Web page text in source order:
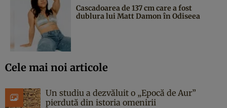
Cascadoarea de 137 cm care a fost
dublura lui Matt Damon în Odiseea
Cele mai noi articole
Un studiu a dezvăluit o „Epocă de Aur”
pierdută din istoria omenirii